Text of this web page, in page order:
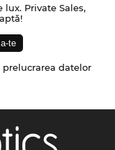
Private Sales,
datelor